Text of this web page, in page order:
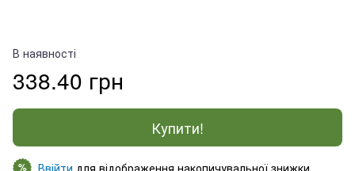
В наявності
338.40 грн
Купити!
% Ввійти для відображення накопичувальної знижки